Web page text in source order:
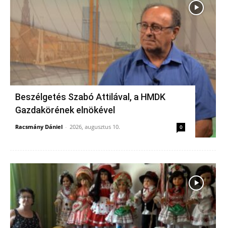
Beszélgetés Szabó Attilával, a HMDK
Gazdakörének elnökével
Racsmány Dániel - 2026, augusztus 10. 0